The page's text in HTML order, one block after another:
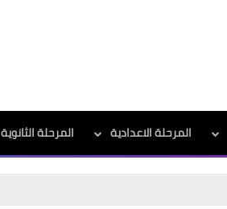
المرحلة الاعدادية المرحلة الثانوية